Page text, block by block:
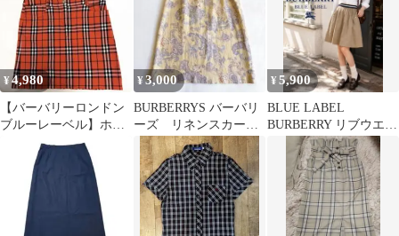
¥4,980
【バーバリーロンドン
ブルーレーベル】ホー
スロゴ刺繍 Y2K ノバチ
ェック
¥3,000
BURBERRYS バーバリ
ーズ リネンスカー
ト 麻 ペイズリー
花柄 13号
¥5,900
BLUE LABEL
BURBERRY リブウエス
ト フレアスカート 36